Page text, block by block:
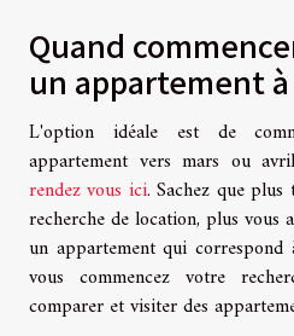
Quand
un appartement à
L'option idéale est de
appartement vers mars ou
rendez vous ici. Sachez que
recherche de location, plus vous
un appartement qui
vous commencez votre
comparer et visiter des